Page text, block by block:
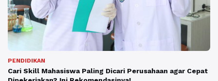
PENDIDIKAN
Cari Skill Mahasiswa Paling Dicari Perusahaan agar Cepat